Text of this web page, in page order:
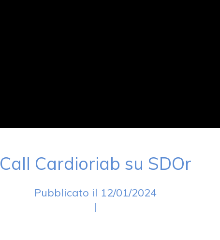
Call Cardioriab su SDOr
Pubblicato il 12/01/2024
|